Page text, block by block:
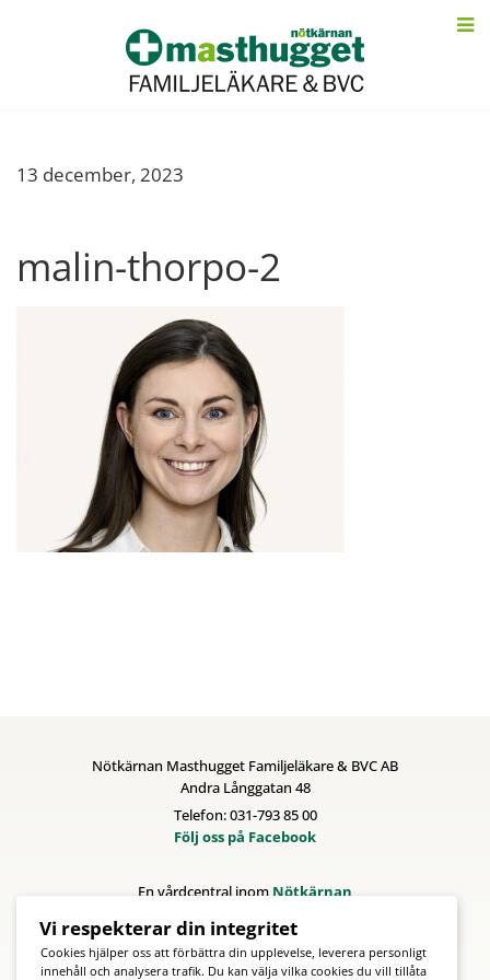
13 december, 2023
malin-thorpo-2
Nötkärnan Masthugget Familjeläkare & BVC AB
Andra Långgatan 48
Telefon: 031-793 85 00
Följ oss på Facebook
En vårdcentral inom Nötkärnan
Vi respekterar din integritet
Cookies hjälper oss att förbättra din upplevelse, leverera personligt
innehåll och analysera trafik. Du kan välja vilka cookies du vill tillåta